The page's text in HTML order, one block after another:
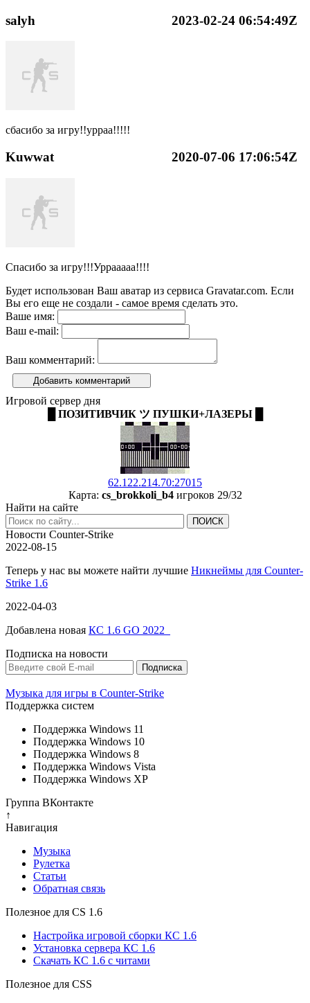
salyh 2023-02-24 06:54:49Z
сбасибо за игру!!урраа!!!!!
Kuwwat 2020-07-06 17:06:54Z
Спасибо за игру!!!Уррааааа!!!!
Будет использован Ваш аватар из сервиса Gravatar.com. Если
Вы его еще не создали - самое время сделать это.
Ваше имя:
Ваш e-mail:
Ваш комментарий:
Добавить комментарий
Игровой сервер дня
█ ПОЗИТИВЧИК ツ ПУШКИ+ЛАЗЕРЫ █
62.122.214.70:27015
Карта: cs_brokkoli_b4игроков 29/32
Найти на сайте
Новости Counter-Strike
2022-08-15
Теперь у нас вы можете найти лучшие Никнеймы для Counter-
Strike 1.6
2022-04-03
Добавлена новая КС 1.6 GO 2022
Подписка на новости
Музыка для игры в Counter-Strike
Поддержка систем
Поддержка Windows 11
Поддержка Windows 10
Поддержка Windows 8
Поддержка Windows Vista
Поддержка Windows XP
Группа ВКонтакте
↑
Навигация
Музыка
Рулетка
Cтатьи
Обратная связь
Полезное для CS 1.6
Настройка игровой сборки КС 1.6
Установка сервера КС 1.6
Скачать КС 1.6 с читами
Полезное для CSS